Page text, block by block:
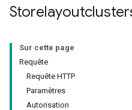
Sur cette page
Requête
Requête HTTP
Paramètres
Autorisation